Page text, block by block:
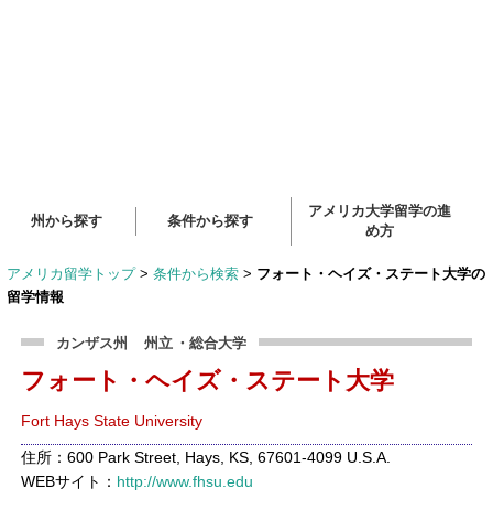
州から探す 条件から探す
アメリカ大学留学の進
め方
アメリカ留学トップ > 条件から検索 > フォート・ヘイズ・ステート大学の
留学情報
カンザス州 州立 ・総合大学
フォート・ヘイズ・ステート大学
Fort Hays State University
住所：600 Park Street, Hays, KS, 67601-4099 U.S.A.
WEBサイト： http://www.fhsu.edu